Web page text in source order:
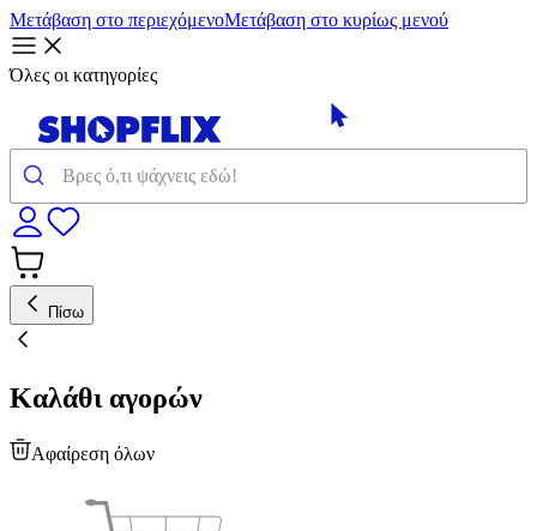
Μετάβαση στο περιεχόμενοΜετάβαση στο κυρίως μενού
Όλες οι κατηγορίες
Πίσω
Καλάθι αγορών
Αφαίρεση όλων